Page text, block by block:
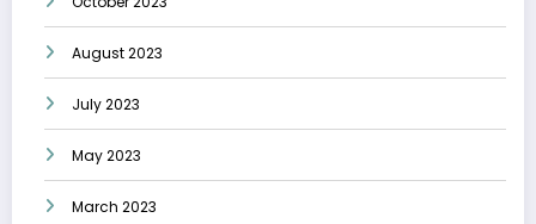
August 2023
July 2023
May 2023
March 2023